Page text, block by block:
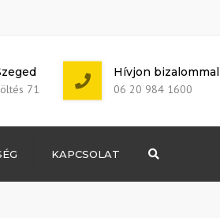
Sat: 7:00 -
+ 386 40 111
71
Hívjon bizalommal
06 20 984 1600
KAPCSOLAT